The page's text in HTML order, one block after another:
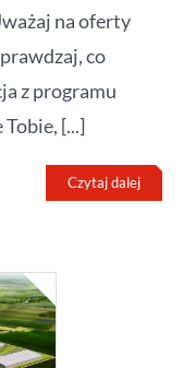
na oferty
co
z programu
[...]
Czytaj dalej